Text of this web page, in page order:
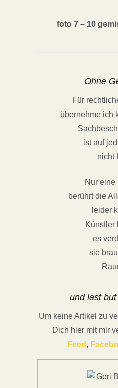
foto 7 – 10
Ohne
Für
übernehme ich
ist auf
nicht
Nur eine
berührt die
leider
Künstler
es
sie
und last
Um keine Artikel zu
Dich hier mit mir
Feed ,